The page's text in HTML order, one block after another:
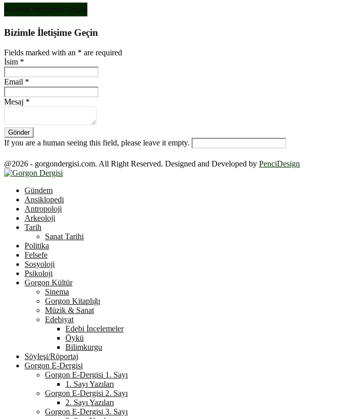
Bizimle İletişime Geçin
Bizimle İletişime Geçin
Fields marked with an * are required
İsim *
Email *
Mesaj *
If you are a human seeing this field, please leave it empty.
@2026 - gorgondergisi.com. All Right Reserved. Designed and Developed by PenciDesign
Gündem
Ansiklopedi
Antropoloji
Arkeoloji
Tarih
Sanat Tarihi
Politika
Felsefe
Sosyoloji
Psikoloji
Gorgon Kültür
Sinema
Gorgon Kitaplığı
Müzik & Sanat
Edebiyat
Edebi İncelemeler
Öykü
Bilimkurgu
Söyleşi/Röportaj
Gorgon E-Dergisi
Gorgon E-Dergisi 1. Sayı
1. Sayı Yazıları
Gorgon E-Dergisi 2. Sayı
2. Sayı Yazıları
Gorgon E-Dergisi 3. Sayı